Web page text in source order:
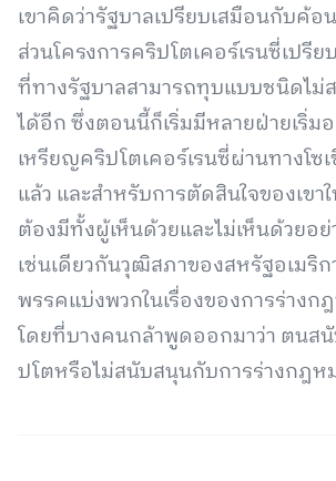
เขาคิดว่ารัฐบาลเปรียบเสมือนกับค้
ส่วนโครงการคริปโตเคอร์เรนซี่เปรี
ที่ทางรัฐบาลสามารถทุบแบบชนิดไม่
ได้อีก ซึ่งตอนนี้ก็เริ่มมีหลายฝ่ายเริ่
เหรียญคริปโตเคอร์เรนซี่ผ่านทางโซ
แล้ว และสำหรับการตัดสินใจของเขา
ต้องมีทั้งผู้เห็นด้วยและไม่เห็นด้วยอ
เช่นเดียวกันวุฒิสภาของสหรัฐอเมริก
พรรคแบ่งพวกในเรื่องของการร่างก
โดยที่บางคนกล้าพูดออกมาว่า ตนส
ปโตหรือไม่สนับสนุนกับการร่างกฎห